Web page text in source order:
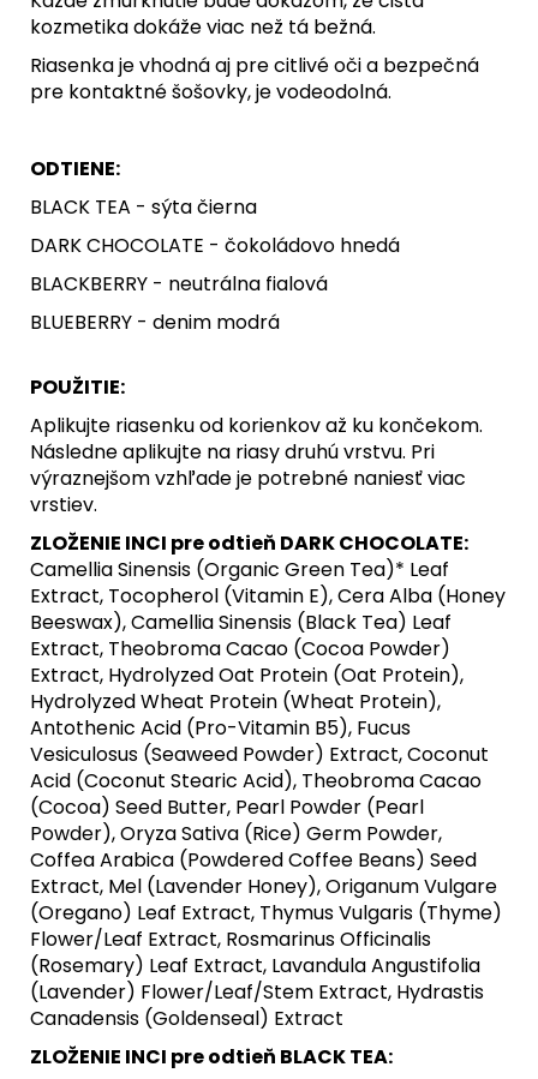
kozmetika dokáže viac než tá bežná.
Riasenka je vhodná aj pre citlivé oči a bezpečná
pre kontaktné šošovky, je vodeodolná.
ODTIENE:
BLACK TEA - sýta čierna
DARK CHOCOLATE - čokoládovo hnedá
BLACKBERRY - neutrálna fialová
BLUEBERRY - denim modrá
POUŽITIE:
Aplikujte riasenku od korienkov až ku končekom.
Následne aplikujte na riasy druhú vrstvu. Pri
výraznejšom vzhľade je potrebné naniesť viac
vrstiev.
ZLOŽENIE INCI pre odtieň DARK CHOCOLATE:
Camellia Sinensis (Organic Green Tea)* Leaf
Extract, Tocopherol (Vitamin E), Cera Alba (Honey
Beeswax), Camellia Sinensis (Black Tea) Leaf
Extract, Theobroma Cacao (Cocoa Powder)
Extract, Hydrolyzed Oat Protein (Oat Protein),
Hydrolyzed Wheat Protein (Wheat Protein),
Antothenic Acid (Pro-Vitamin B5), Fucus
Vesiculosus (Seaweed Powder) Extract, Coconut
Acid (Coconut Stearic Acid), Theobroma Cacao
(Cocoa) Seed Butter, Pearl Powder (Pearl
Powder), Oryza Sativa (Rice) Germ Powder,
Coffea Arabica (Powdered Coffee Beans) Seed
Extract, Mel (Lavender Honey), Origanum Vulgare
(Oregano) Leaf Extract, Thymus Vulgaris (Thyme)
Flower/Leaf Extract, Rosmarinus Officinalis
(Rosemary) Leaf Extract, Lavandula Angustifolia
(Lavender) Flower/Leaf/Stem Extract, Hydrastis
Canadensis (Goldenseal) Extract
ZLOŽENIE INCI pre odtieň BLACK TEA: